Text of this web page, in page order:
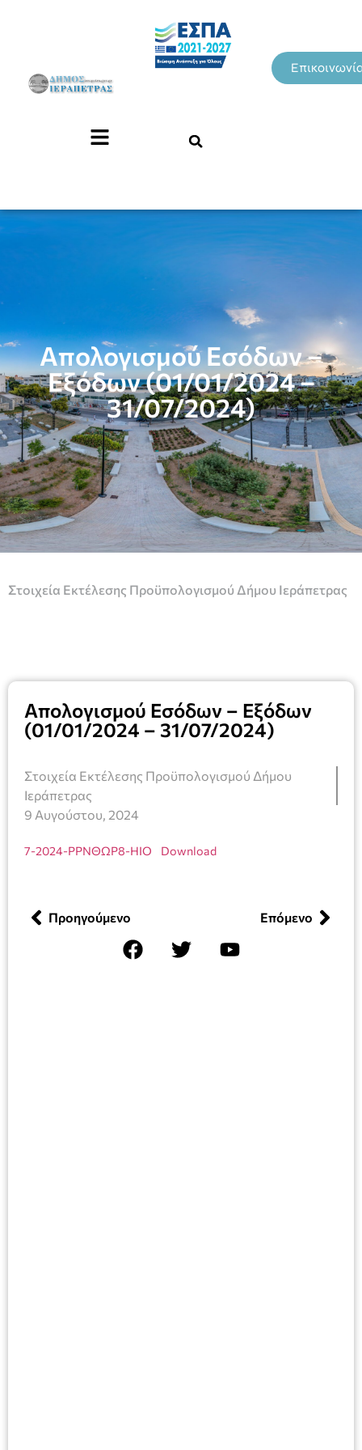
Απολογισμού Εσόδων –
Εξόδων (01/01/2024 –
31/07/2024)
Στοιχεία Εκτέλεσης Προϋπολογισμού Δήμου Ιεράπετρας
Απολογισμού Εσόδων – Εξόδων
(01/01/2024 – 31/07/2024)
Στοιχεία Εκτέλεσης Προϋπολογισμού Δήμου
Ιεράπετρας
9 Αυγούστου, 2024
7-2024-ΡΡΝΘΩΡ8-ΗΙΟ Download
Προηγούμενο Επόμενο